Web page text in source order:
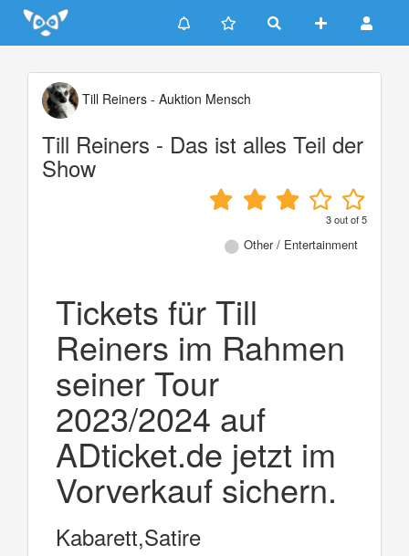
Update cookies preferences
Till Reiners - Auktion Mensch
Till Reiners - Das ist alles Teil der
Show
3out of5
Other / Entertainment
Tickets für Till
Reiners im Rahmen
seiner Tour
2023/2024 auf
ADticket.de jetzt im
Vorverkauf sichern.
Kabarett,Satire